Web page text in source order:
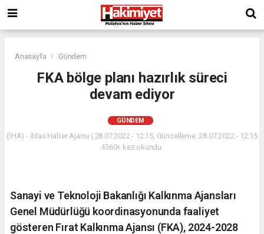
Anasayfa Gündem
FKA bölge planı hazırlık süreci
devam ediyor
GÜNDEM
(İHA) - İhlas Haber Ajansı | 28.07.2022 - 12:15, Güncelleme: 28.07.2022 - 12:15
4560+ kez okundu.
Sanayi ve Teknoloji Bakanlığı Kalkınma Ajansları
Genel Müdürlüğü koordinasyonunda faaliyet
gösteren Fırat Kalkınma Ajansı (FKA), 2024-2028